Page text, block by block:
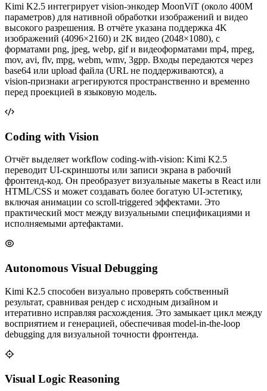
Kimi K2.5 интегрирует vision‑энкодер MoonViT (около 400M
параметров) для нативной обработки изображений и видео
высокого разрешения. В отчёте указана поддержка 4K
изображений (4096×2160) и 2K видео (2048×1080), с
форматами png, jpeg, webp, gif и видеоформатами mp4, mpeg,
mov, avi, flv, mpg, webm, wmv, 3gpp. Входы передаются через
base64 или upload файла (URL не поддерживаются), а
vision‑признаки агрегируются пространственно и временно
перед проекцией в языковую модель.
Coding with Vision
Отчёт выделяет workflow coding‑with‑vision: Kimi K2.5
переводит UI‑скриншоты или записи экрана в рабочий
фронтенд‑код. Он преобразует визуальные макеты в React или
HTML/CSS и может создавать более богатую UI‑эстетику,
включая анимации со scroll‑triggered эффектами. Это
практический мост между визуальными спецификациями и
исполняемыми артефактами.
Autonomous Visual Debugging
Kimi K2.5 способен визуально проверять собственный
результат, сравнивая рендер с исходным дизайном и
итеративно исправляя расхождения. Это замыкает цикл между
восприятием и генерацией, обеспечивая model‑in‑the‑loop
debugging для визуальной точности фронтенда.
Visual Logic Reasoning